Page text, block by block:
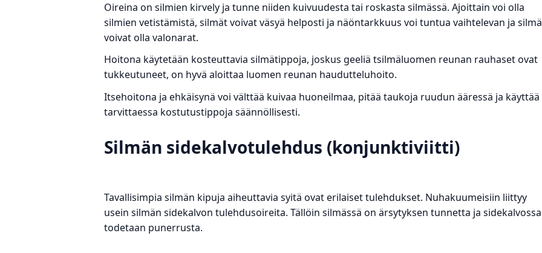
Oireina on silmien kirvely ja tunne niiden kuivuudesta tai roskasta silmässä. Ajoittain voi olla
silmien vetistämistä, silmät voivat väsyä helposti ja näöntarkkuus voi tuntua vaihtelevan ja
voivat olla valonarat.
Hoitona käytetään kosteuttavia silmätippoja, joskus geeliä tsilmäluomen reunan rauhaset ovat
tukkeutuneet, on hyvä aloittaa luomen reunan haudutteluhoito.
Itsehoitona ja ehkäisynä voi välttää kuivaa huoneilmaa, pitää taukoja ruudun ääressä ja käyttää
tarvittaessa kostutustippoja säännöllisesti.
Silmän sidekalvotulehdus (konjunktiviitti)
Tavallisimpia silmän kipuja aiheuttavia syitä ovat erilaiset tulehdukset. Nuhakuumeisiin liittyy
usein silmän sidekalvon tulehdusoireita. Tällöin silmässä on ärsytyksen tunnetta ja sidekalvossa
todetaan punerrusta.